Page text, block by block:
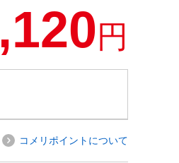
円
コメリポイントについて